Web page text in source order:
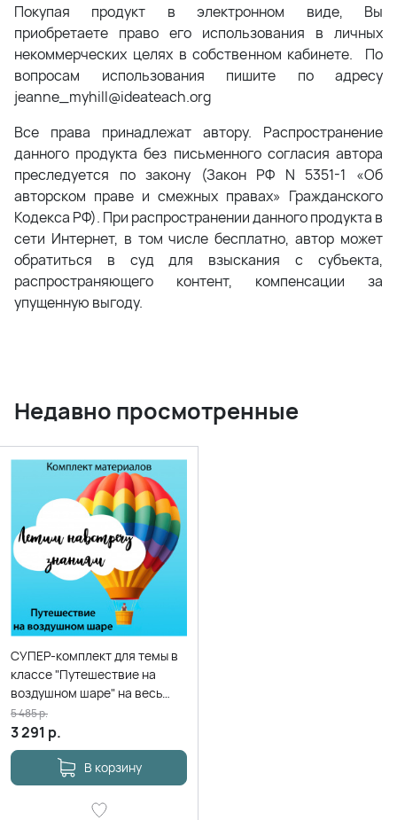
Покупая продукт в электронном виде, Вы
приобретаете право его использования в личных
некоммерческих целях в собственном кабинете. По
вопросам использования пишите по адресу
jeanne_myhill@ideateach.org
Все права принадлежат автору. Распространение
данного продукта без письменного согласия автора
преследуется по закону (Закон РФ N 5351-1 «Об
авторском праве и смежных правах» Гражданского
Кодекса РФ). При распространении данного продукта в
сети Интернет, в том числе бесплатно, автор может
обратиться в суд для взыскания с субъекта,
распространяющего контент, компенсации за
упущенную выгоду.
Недавно просмотренные
СУПЕР-комплект для темы в
классе "Путешествие на
воздушном шаре" на весь
учебный
3 291 р.
5 485р.
В корзину